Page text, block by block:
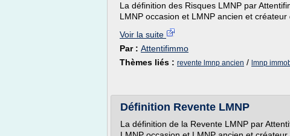
La définition des Risques LMNP par
LMNP occasion et LMNP ancien et
Voir la suite
Par : Attentifimmo
Thèmes liés : revente lmnp ancien / lmnp
Définition Revente LMNP
La définition de la Revente LMNP par